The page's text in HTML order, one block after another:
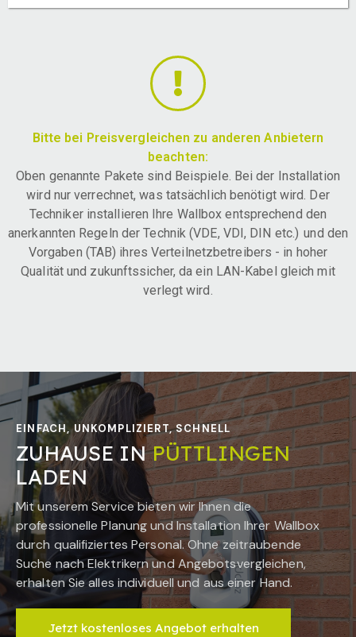
Bitte bei Preisvergleichen zu anderen Anbietern
beachten:
Oben genannte Pakete sind Beispiele. Bei der Installation
wird nur verrechnet, was tatsächlich benötigt wird. Der
Techniker installieren Ihre Wallbox entsprechend den
anerkannten Regeln der Technik (VDE, VDI, DIN etc.) und den
Vorgaben (TAB) ihres Verteilnetzbetreibers - in hoher
Qualität und zukunftssicher, da ein LAN-Kabel gleich mit
verlegt wird.
EINFACH, UNKOMPLIZIERT, SCHNELL
ZUHAUSE INPÜTTLINGEN
LADEN
Mit unserem Service bieten wir Ihnen die
professionelle Planung und Installation Ihrer Wallbox
durch qualifiziertes Personal. Ohne zeitraubende
Suche nach Elektrikern und Angebotsvergleichen,
erhalten Sie alles individuell und aus einer Hand.
Jetzt kostenloses Angebot erhalten